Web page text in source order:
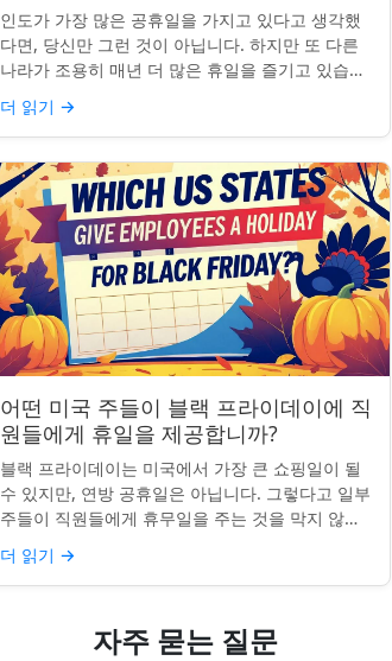
인도가 가장 많은 공휴일을 가지고 있다고 생각했
다면, 당신만 그런 것이 아닙니다. 하지만 또 다른
나라가 조용히 매년 더 많은 휴일을 즐기고 있습니
다: 네팔입니다. 종교적, 문화적, 국가적 기념일이
혼합된 네팔은 현...
더 읽기 →
어떤 미국 주들이 블랙 프라이데이에 직
원들에게 휴일을 제공합니까?
블랙 프라이데이는 미국에서 가장 큰 쇼핑일이 될
수 있지만, 연방 공휴일은 아닙니다. 그렇다고 일부
주들이 직원들에게 휴무일을 주는 것을 막지 않죠.
전통, 소매업의 광란, 또는 단순히 추수감사절을 연
장하는 것과 관...
더 읽기 →
자주 묻는 질문